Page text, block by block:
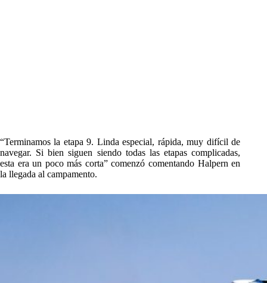
“Terminamos la etapa 9. Linda especial, rápida, muy difícil de
navegar. Si bien siguen siendo todas las etapas complicadas,
esta era un poco más corta” comenzó comentando Halpern en
la llegada al campamento.